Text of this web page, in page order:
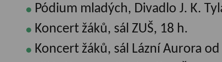
Pódium mladých, Divadlo J. K.
Koncert žáků, sál ZUŠ, 18 h.
Koncert žáků, sál Lázní Aurora